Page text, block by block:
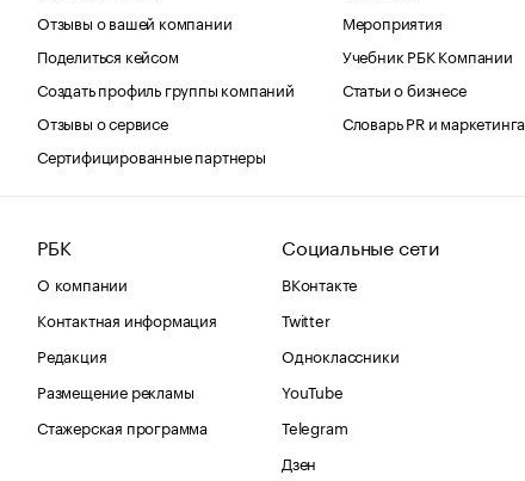
Отзывы о вашей компании
Поделиться кейсом
Создать профиль группы компаний
Отзывы о сервисе
Сертифицированные партнеры
Мероприятия
Учебник РБК Компании
Статьи о бизнесе
Словарь PR и маркетинга
РБК
О компании
Контактная информация
Редакция
Размещение рекламы
Стажерская программа
Социальные сети
ВКонтакте
Twitter
Одноклассники
YouTube
Telegram
Дзен